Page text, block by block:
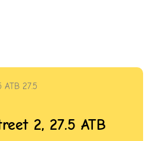
ATB 27.5
2, 27.5 ATB